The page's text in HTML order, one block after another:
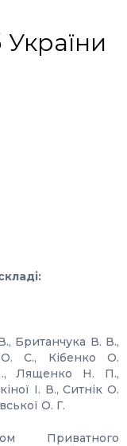
Британчука В. В.,
О. С., Кібенко О.
Лященко Н. П.,
І. В., Ситнік О.
О. Г.
Приватного